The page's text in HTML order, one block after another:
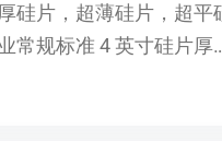
硅片，超薄硅片，超平
常规标准 4 英寸硅片厚